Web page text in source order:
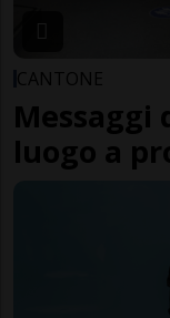
CANTONE
Messaggi
luogo a